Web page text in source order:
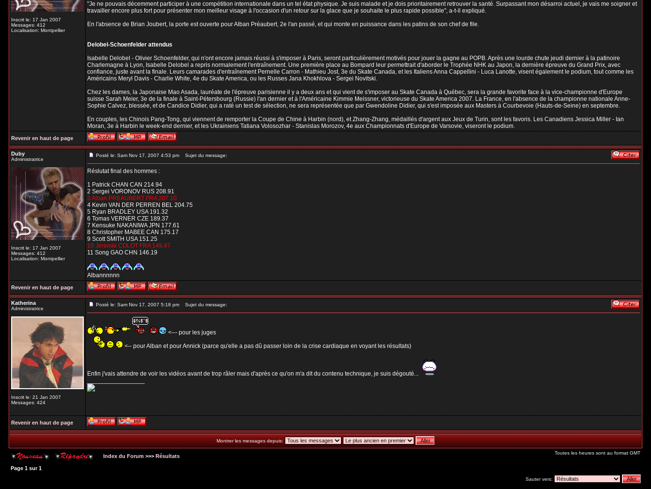
Inscrit le: 17 Jan 2007
Messages: 412
Localisation: Montpellier
"Je ne pouvais décemment participer à une compétition internationale dans un tel état physique. Je suis malade et je dois prioritairement retrouver la santé. Surpassant mon désarroi actuel, je vais me soigner et
travailler encore plus fort pour présenter mon meilleur visage à l'occasion d'un retour sur la glace que je souhaite le plus rapide possible", a-t-il expliqué.
En l'absence de Brian Joubert, la porte est ouverte pour Alban Préaubert, 2e l'an passé, et qui monte en puissance dans les patins de son chef de file.
Delobel-Schoenfelder attendus
Isabelle Delobel - Olivier Schoenfelder, qui n'ont encore jamais réussi à s'imposer à Paris, seront particulièrement motivés pour jouer la gagne au POPB. Après une lourde chute jeudi dernier à la patinoire
Charlemagne à Lyon, Isabelle Delobel a repris normalement l'entraînement. Une première place au Bompard leur permettrait d'aborder le Trophée NHK au Japon, la dernière épreuve du Grand Prix, avec
confiance, juste avant la finale. Leurs camarades d'entraînement Pernelle Carron - Mathieu Jost, 3e du Skate Canada, et les Italiens Anna Cappellini - Luca Lanotte, visent également le podium, tout comme les
Américains Meryl Davis - Charlie White, 4e du Skate America, ou les Russes Jana Khokhlova - Sergei Novitski.
Chez les dames, la Japonaise Mao Asada, lauréate de l'épreuve parisienne il y a deux ans et qui vient de s'imposer au Skate Canada à Québec, sera la grande favorite face à la vice-championne d'Europe
suisse Sarah Meier, 3e de la finale à Saint-Pétersbourg (Russie) l'an dernier et à l'Américaine Kimmie Meissner, victorieuse du Skate America 2007. La France, en l'absence de la championne nationale Anne-
Sophie Calvez, blessée, et de Candice Didier, qui a raté un test de sélection, ne sera représentée que par Gwendoline Didier, qui s'est imposée aux Masters à Courbevoie (Hauts-de-Seine) en septembre.
En couples, les Chinois Pang-Tong, qui viennent de remporter la Coupe de Chine à Harbin (nord), et Zhang-Zhang, médaillés d'argent aux Jeux de Turin, sont les favoris. Les Canadiens Jessica Miller - Ian
Moran, 3e à Harbin le week-end dernier, et les Ukrainiens Tatiana Volosozhar - Stanislas Morozov, 4e aux Championnats d'Europe de Varsovie, viseront le podium.
Revenir en haut de page
Duby
Administratrice
Inscrit le: 17 Jan 2007
Messages: 412
Localisation: Montpellier
Posté le: Sam Nov 17, 2007 4:53 pm Sujet du message:
Réslutat final des hommes :
1 Patrick CHAN CAN 214.94
2 Sergei VORONOV RUS 208.91
3 Alban PREAUBERT FRA 207.10
4 Kevin VAN DER PERREN BEL 204.75
5 Ryan BRADLEY USA 191.32
6 Tomas VERNER CZE 189.37
7 Kensuke NAKANIWA JPN 177.61
8 Christopher MABEE CAN 175.17
9 Scott SMITH USA 151.25
10 Jeremie COLOT FRA 149.47
11 Song GAO CHN 146.19
Albannnnnn
Revenir en haut de page
Katherina
Administratrice
Inscrit le: 21 Jan 2007
Messages: 424
Posté le: Sam Nov 17, 2007 5:18 pm Sujet du message:
<--- pour les juges
<-- pour Alban et pour Annick (parce qu'elle a pas dû passer loin de la crise cardiaque en voyant les résultats)
Enfin j'vais attendre de voir les vidéos avant de trop râler mais d'après ce qu'on m'a dit du contenu technique, je suis dégouté...
_________________
Revenir en haut de page
Montrer les messages depuis:
Index du Forum >>> Résultats
Toutes les heures sont au format GMT
Page 1 sur1
Sauter vers: